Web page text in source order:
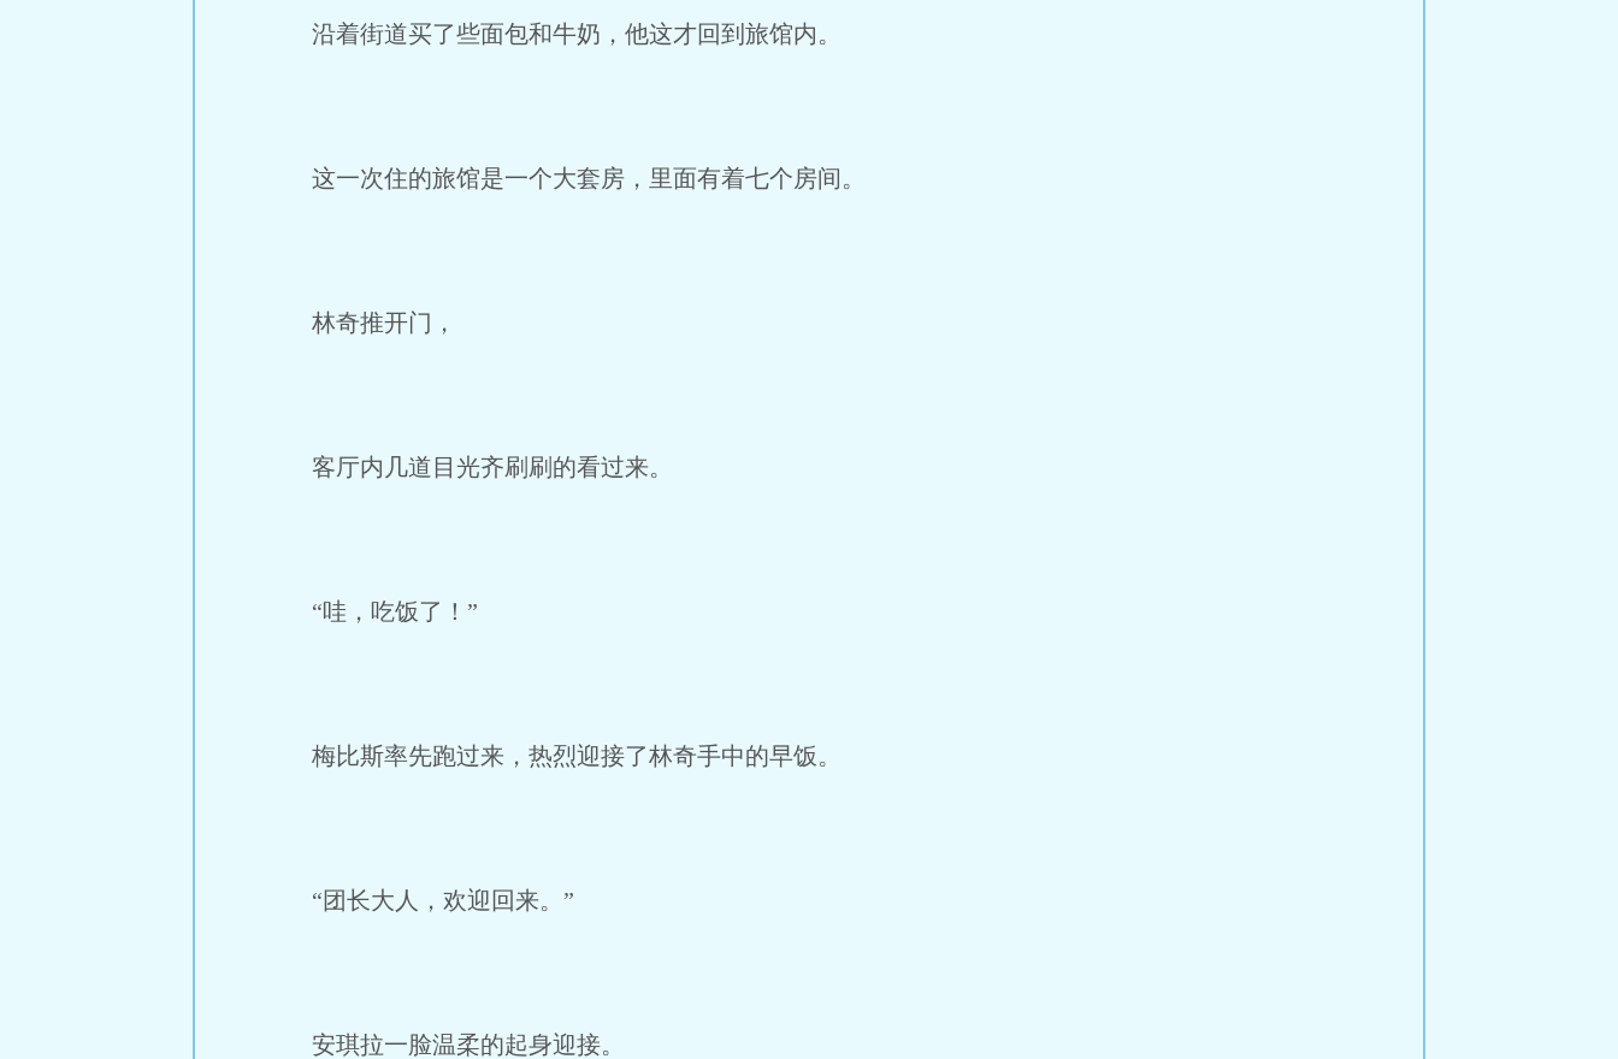
沿着街道买了些面包和牛奶，他这才回到旅馆内。
这一次住的旅馆是一个大套房，里面有着七个房间。
林奇推开门，
客厅内几道目光齐刷刷的看过来。
“哇，吃饭了！”
梅比斯率先跑过来，热烈迎接了林奇手中的早饭。
“团长大人，欢迎回来。”
安琪拉一脸温柔的起身迎接。